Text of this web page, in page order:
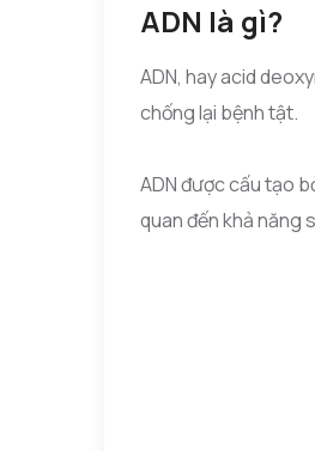
ADN là gì?
ADN, hay acid
chống lại bệnh tật.
ADN được cấu tạo
quan đến khả năng